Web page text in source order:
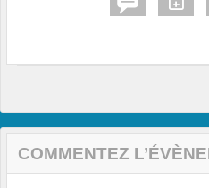
COMMENTEZ